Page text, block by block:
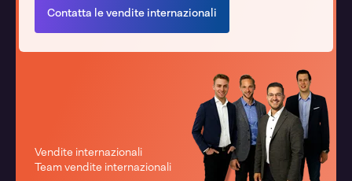
Contatta le vendite internazionali
Vendite internazionali
Team vendite internazionali